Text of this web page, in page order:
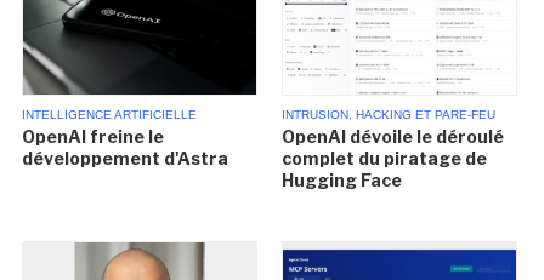
INTELLIGENCE ARTIFICIELLE
OpenAI freine le
développement d'Astra
INTRUSION, HACKING ET PARE-FEU
OpenAI dévoile le déroulé
complet du piratage de
Hugging Face